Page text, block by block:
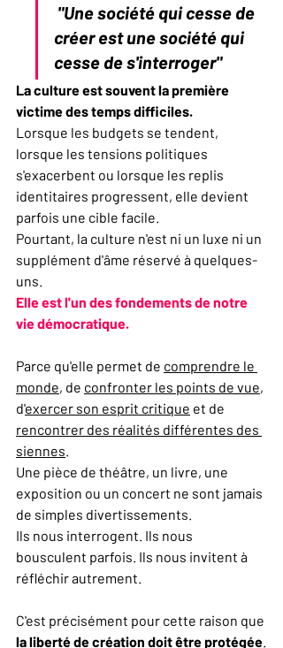
"Une société qui cesse de
créer est une société qui
cesse de s'interroger"
La culture est souvent la première
victime des temps difficiles.
Lorsque les budgets se tendent,
lorsque les tensions politiques
s'exacerbent ou lorsque les replis
identitaires progressent, elle devient
parfois une cible facile.
Pourtant, la culture n'est ni un luxe ni un
supplément d'âme réservé à quelques-
uns.
Elle est l'un des fondements de notre
vie démocratique.
Parce qu'elle permet de comprendre le
monde, de confronter les points de vue,
d'exercer son esprit critique et de
rencontrer des réalités différentes des
siennes.
Une pièce de théâtre, un livre, une
exposition ou un concert ne sont jamais
de simples divertissements.
Ils nous interrogent. Ils nous
bousculent parfois. Ils nous invitent à
réfléchir autrement.
C'est précisément pour cette raison que
la liberté de création doit être protégée.